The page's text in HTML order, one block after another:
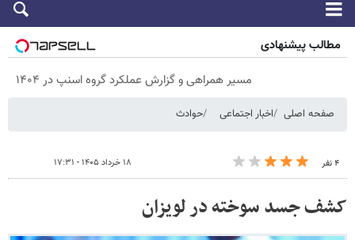
مطالب پیشنهادی
مسیر همراهی و گزارش عملکرد گروه اسنپ در ۱۴۰۴
صفحه اصلی اخبار اجتماعی حوادث
۴ نفر ۱۸ خرداد ۱۴۰۵ - ۱۷:۳۱
کشف جسد سوخته در لویزان